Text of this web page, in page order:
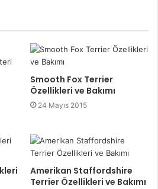
Smooth Fox Terrier
Özellikleri ve Bakımı
24 Mayıs 2015
Amerikan Staffordshire
Terrier Özellikleri ve Bakımı